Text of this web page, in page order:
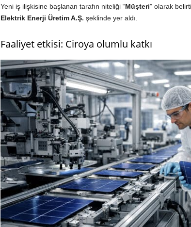
Yeni iş ilişkisine başlanan tarafın niteliği “Müşteri” olarak
Elektrik Enerji Üretim A.Ş. şeklinde yer aldı.
Faaliyet etkisi: Ciroya olumlu katkı